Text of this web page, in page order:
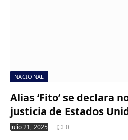
NACIONAL
Alias ‘Fito’ se declara
justicia de Estados
julio 21, 2025 0